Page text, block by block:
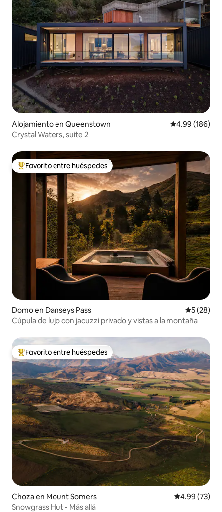
Alojamiento en Queenstown Calificación
4.99 (186)
Crystal Waters, suite 2
Favorito entre huéspedes preferido
Favorito entre huéspedes
Domo en Danseys Pass
5 (28)
Cúpula de lujo con jacuzzi privado y vistas a la montaña
Favorito entre huéspedes preferido
Favorito entre huéspedes
Choza en Mount Somers Calificación
4.99 (73)
Snowgrass Hut - Más allá